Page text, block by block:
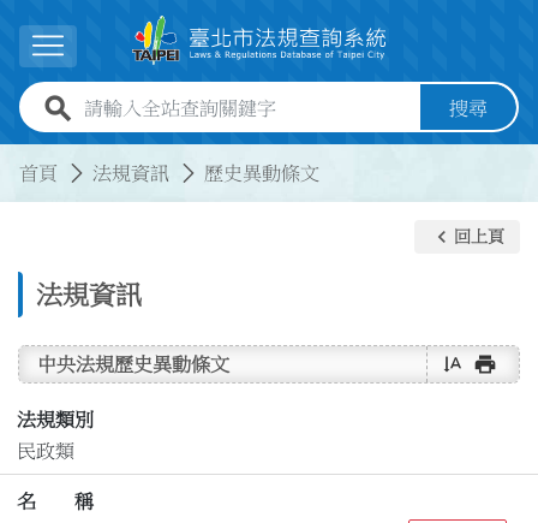
展開選單
全站查詢關鍵字欄位 搜尋
首頁 法規資訊 歷史異動條文
法規資訊
keyboard_arrow_left 回上頁
中央法規歷史異動條文 text_rotate_vertical print
法規類別
民政類
名 稱